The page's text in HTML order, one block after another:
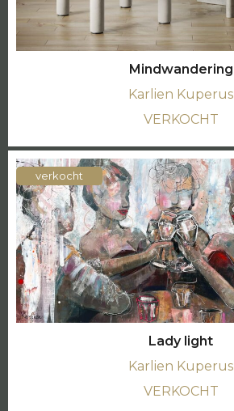
Mindwandering
Karlien Kuperus
VERKOCHT
verkocht
Lady light
Karlien Kuperus
VERKOCHT